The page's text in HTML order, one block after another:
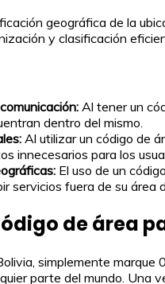
geográfica de la
y clasificación
Al tener un
dentro del mismo.
Al utilizar un código de
innecesarios para los
El uso de un
servicios fuera de su área
de área
simplemente
parte del mundo. Una